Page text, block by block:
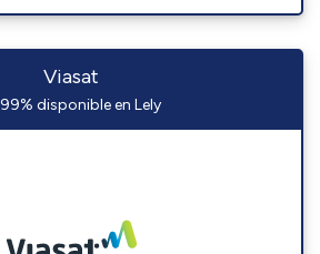
Viasat
99% disponible en Lely